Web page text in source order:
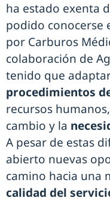
ha estado exenta
podido conocerse
por Carburos
colaboración de
tenido que
procedimientos
recursos
cambio y la
A pesar de estas
abierto nuevas
camino hacia una
calidad del